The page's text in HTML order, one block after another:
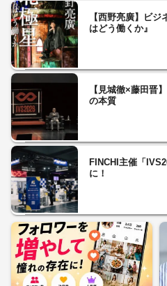
【西野亮廣】ビ
はどう働くか』
【見城徹×藤田晋
の本質
FINCHI主催「
に！